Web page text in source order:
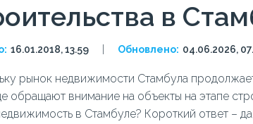
в
16.01.2018, 13.59 Обновлено: 04.06.2026,
рынок недвижимости Стамбула
обращают внимание на объекты на этапе
в Стамбуле? Короткий ответ –